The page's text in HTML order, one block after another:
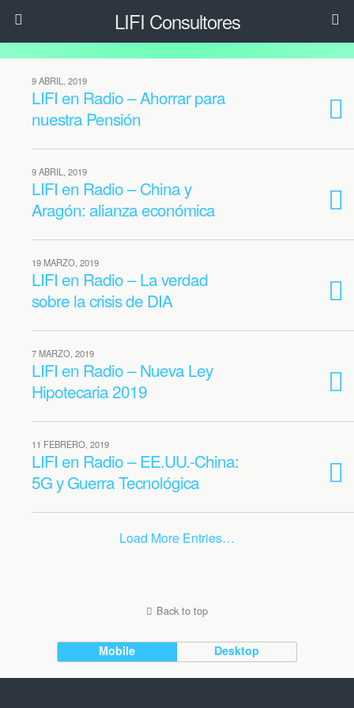
LIFI Consultores
9 ABRIL, 2019
LIFI en Radio – Ahorrar para
nuestra Pensión
9 ABRIL, 2019
LIFI en Radio – China y
Aragón: alianza económica
19 MARZO, 2019
LIFI en Radio – La verdad
sobre la crisis de DIA
7 MARZO, 2019
LIFI en Radio – Nueva Ley
Hipotecaria 2019
11 FEBRERO, 2019
LIFI en Radio – EE.UU.-China:
5G y Guerra Tecnológica
Load More Entries…
Back to top
Mobile Desktop